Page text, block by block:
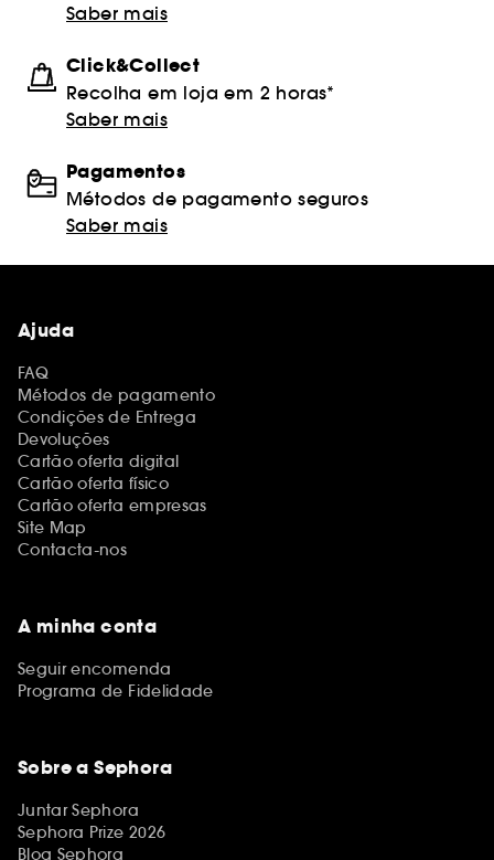
Saber mais
Click&Collect
Recolha em loja em 2 horas*
Saber mais
Pagamentos
Métodos de pagamento seguros
Saber mais
Ajuda
FAQ
Métodos de pagamento
Condições de Entrega
Devoluções
Cartão oferta digital
Cartão oferta físico
Cartão oferta empresas
Site Map
Contacta-nos
A minha conta
Seguir encomenda
Programa de Fidelidade
Sobre a Sephora
Juntar Sephora
Sephora Prize 2026
Blog Sephora